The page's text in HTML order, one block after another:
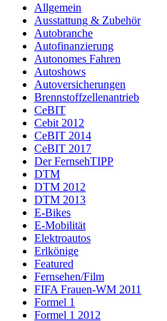
Allgemein
Ausstattung & Zubehör
Autobranche
Autofinanzierung
Autonomes Fahren
Autoshows
Autoversicherungen
Brennstoffzellenantrieb
CeBIT
Cebit 2012
CeBIT 2014
CeBIT 2017
Der FernsehTIPP
DTM
DTM 2012
DTM 2013
E-Bikes
E-Mobilität
Elektroautos
Erlkönige
Featured
Fernsehen/Film
FIFA Frauen-WM 2011
Formel 1
Formel 1 2012